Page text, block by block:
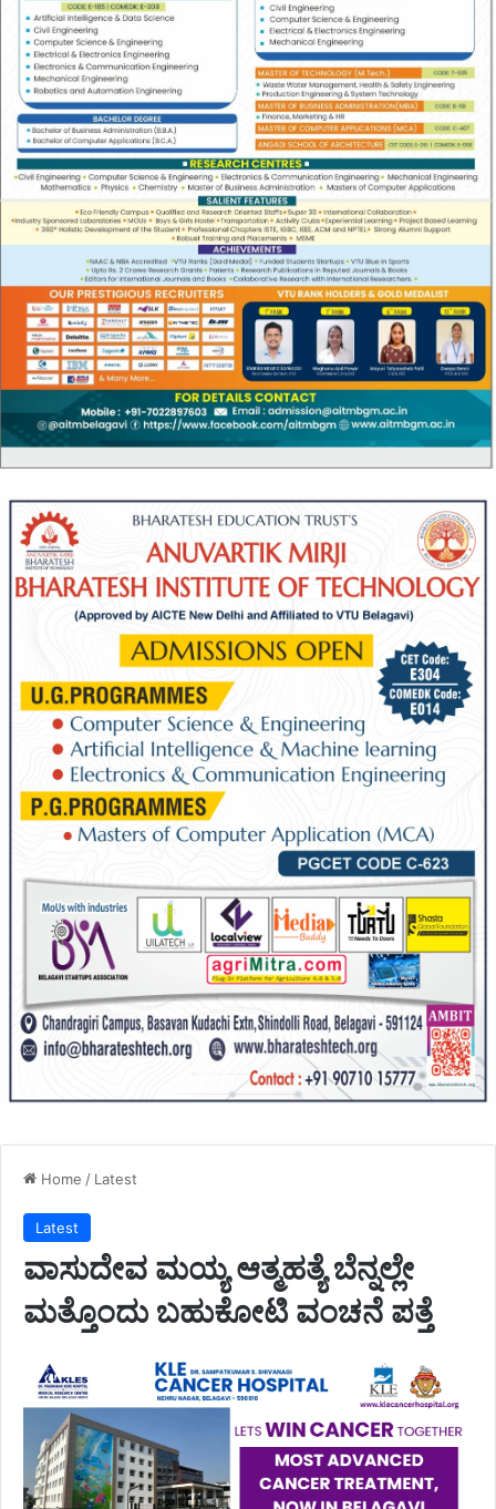
Home / Latest
Latest
ವಾಸುದೇವ ಮಯ್ಯ ಆತ್ಮಹತ್ಯೆ ಬೆನ್ನಲ್ಲೇ
ಮತ್ತೊಂದು ಬಹುಕೋಟಿ ವಂಚನೆ ಪತ್ತೆ